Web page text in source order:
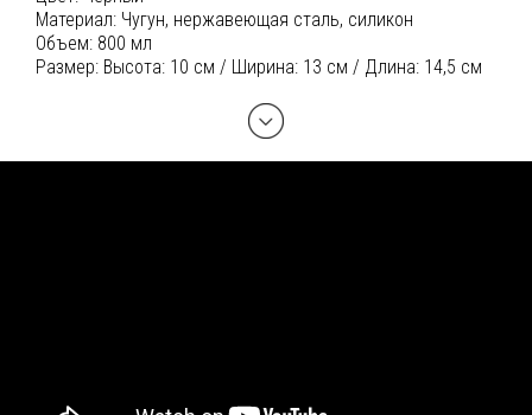
Материал: Чугун, нержавеющая сталь, силикон
Объем: 800 мл
Размер: Высота: 10 см / Ширина: 13 см / Длина: 14,5 см